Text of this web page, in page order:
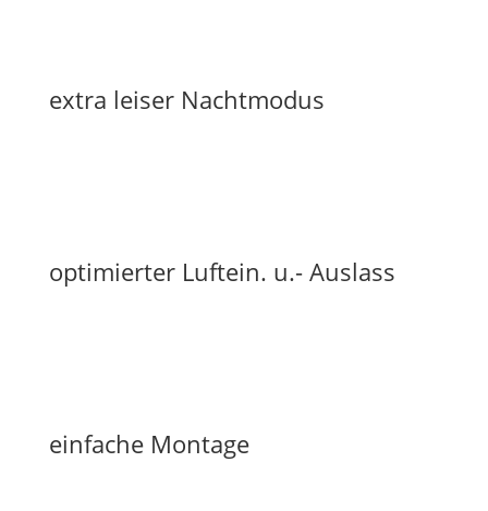
extra leiser Nachtmodus
optimierter Luftein. u.- Auslass
einfache Montage